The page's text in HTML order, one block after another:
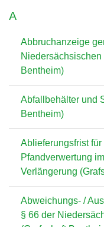
A
Abbruchanzeige
Bentheim)
Abfallbehälter und
Bentheim)
Ablieferungsfrist
Pfandverwertung
Verlängerung
Abweichungs- /
§ 66 der